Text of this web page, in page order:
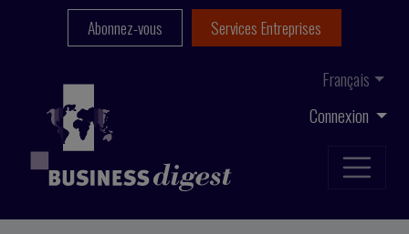
Connexion
Français
Abonnez-vous Services Entreprises